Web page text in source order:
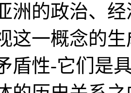
洲的政治、
这一概念的
盾性-它们是